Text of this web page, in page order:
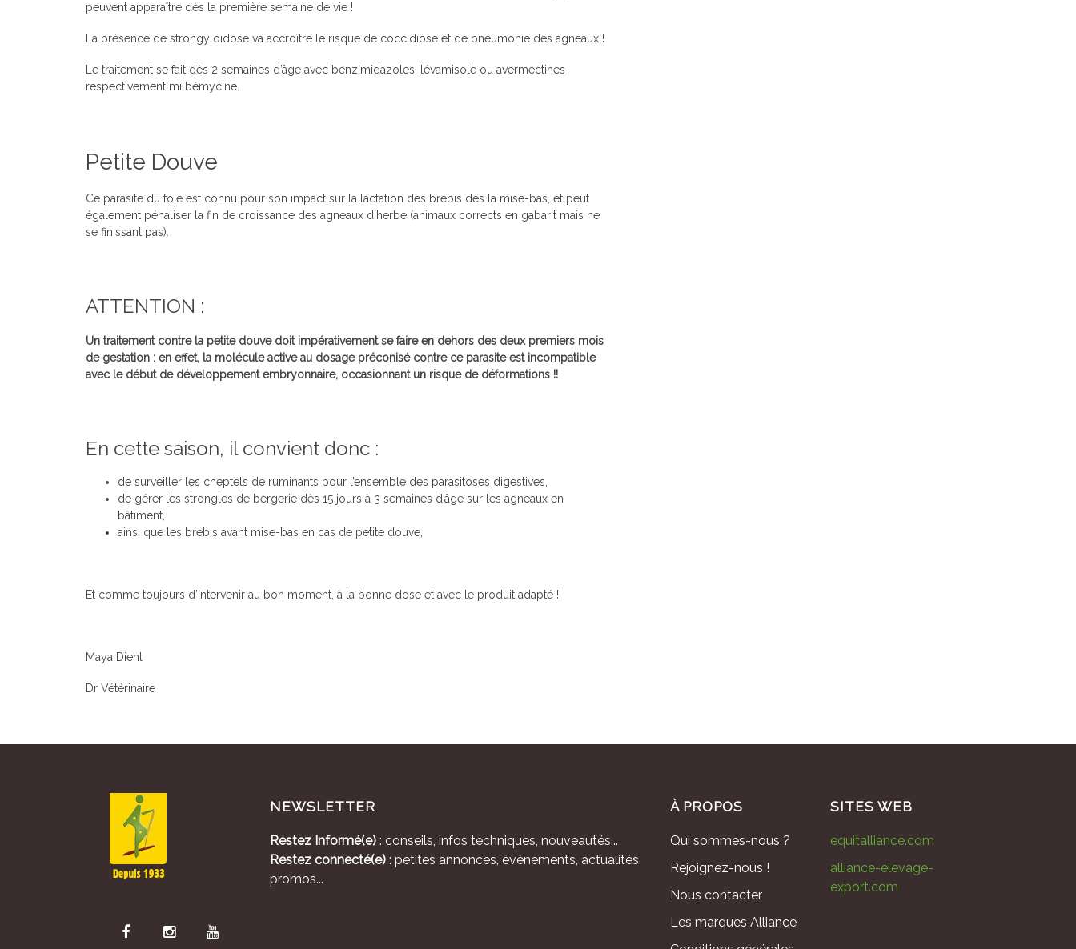
peuvent apparaître dès la première semaine de vie !
La présence de strongyloidose va accroître le risque de coccidiose et de pneumonie des agneaux !
Le traitement se fait dès 2 semaines d’âge avec benzimidazoles, lévamisole ou avermectines
respectivement milbémycine.
Petite Douve
Ce parasite du foie est connu pour son impact sur la lactation des brebis dès la mise-bas, et peut
également pénaliser la fin de croissance des agneaux d’herbe (animaux corrects en gabarit mais ne
se finissant pas).
ATTENTION :
Un traitement contre la petite douve doit impérativement se faire en dehors des deux premiers mois
de gestation : en effet, la molécule active au dosage préconisé contre ce parasite est incompatible
avec le début de développement embryonnaire, occasionnant un risque de déformations !!
En cette saison, il convient donc :
de surveiller les cheptels de ruminants pour l’ensemble des parasitoses digestives,
de gérer les strongles de bergerie dès 15 jours à 3 semaines d’âge sur les agneaux en
bâtiment,
ainsi que les brebis avant mise-bas en cas de petite douve,
Et comme toujours d’intervenir au bon moment, à la bonne dose et avec le produit adapté !
Maya Diehl
Dr Vétérinaire
À PROPOS
Qui sommes-nous ?
Rejoignez-nous !
Nous contacter
Les marques Alliance
SITES WEB
equitalliance.com
alliance-elevage-
export.com
NEWSLETTER
Restez Informé(e) : conseils, infos techniques, nouveautés...
Restez connecté(e) : petites annonces, événements, actualités,
promos...